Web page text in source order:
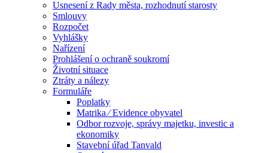
Usnesení z Rady města, rozhodnutí starosty
Smlouvy
Rozpočet
Vyhlášky
Nařízení
Prohlášení o ochraně soukromí
Životní situace
Ztráty a nálezy
Formuláře
Poplatky
Matrika ⁄ Evidence obyvatel
Odbor rozvoje, správy majetku, investic a
ekonomiky
Stavební úřad Tanvald